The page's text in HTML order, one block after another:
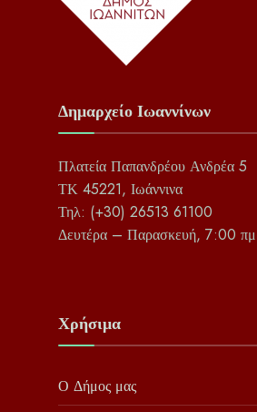
Δημαρχείο Ιωαννίνων
Πλατεία Παπανδρέου Ανδρέα 5
ΤΚ 45221, Ιωάννινα
Τηλ: (+30) 26513 61100
Δευτέρα – Παρασκευή, 7:00
Χρήσιμα
Ο Δήμος μας